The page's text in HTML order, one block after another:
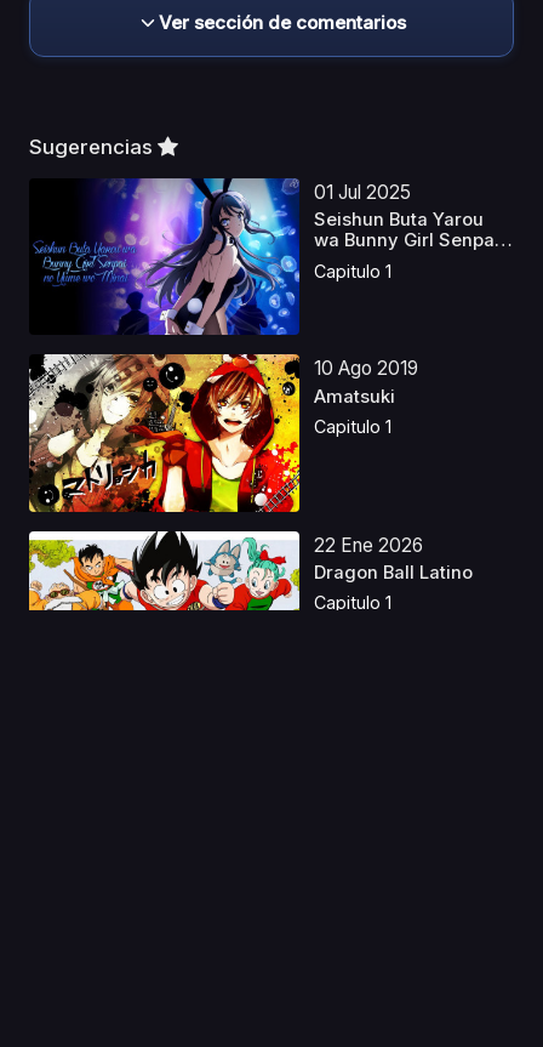
Ver sección de comentarios
Sugerencias
01 Jul 2025
Seishun Buta Yarou
wa Bunny Girl Senpai
...
Capitulo 1
10 Ago 2019
Amatsuki
Capitulo 1
22 Ene 2026
Dragon Ball Latino
Capitulo 1